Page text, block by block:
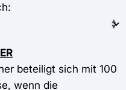
beteiligt sich mit 100
wenn die